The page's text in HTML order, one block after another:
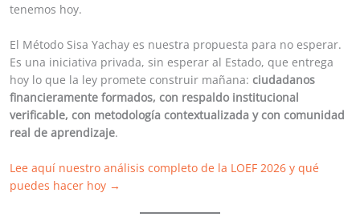
tenemos hoy.
El Método Sisa Yachay es nuestra propuesta para no esperar.
Es una iniciativa privada, sin esperar al Estado, que entrega
hoy lo que la ley promete construir mañana:ciudadanos
financieramente formados, con respaldo institucional
verificable, con metodología contextualizada y con comunidad
real de aprendizaje.
Lee aquí nuestro análisis completo de la LOEF 2026 y qué
puedes hacer hoy →